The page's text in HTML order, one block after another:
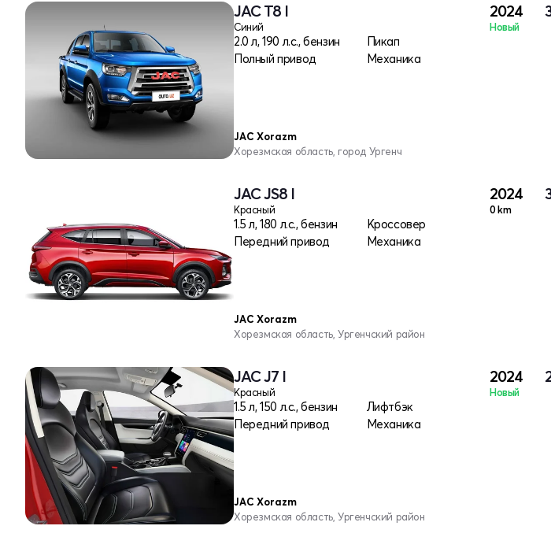
JAC T8 I
Синий
2.0 л, 190 л.с., бензин
Пикап
Полный привод
Механика
2024
Новый
JAC Xorazm
Хорезмская область, город Ургенч
JAC JS8 I
Красный
1.5 л, 180 л.с., бензин
Кроссовер
Передний привод
Механика
2024
0 km
JAC Xorazm
Хорезмская область, Ургенчский район
JAC J7 I
Красный
1.5 л, 150 л.с., бензин
Лифтбэк
Передний привод
Механика
2024
Новый
JAC Xorazm
Хорезмская область, Ургенчский район